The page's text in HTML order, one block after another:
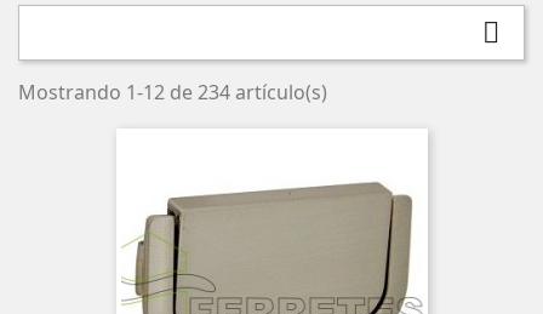

Mostrando 1-12 de 234 artículo(s)